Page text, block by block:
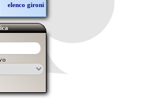
elenco gironi